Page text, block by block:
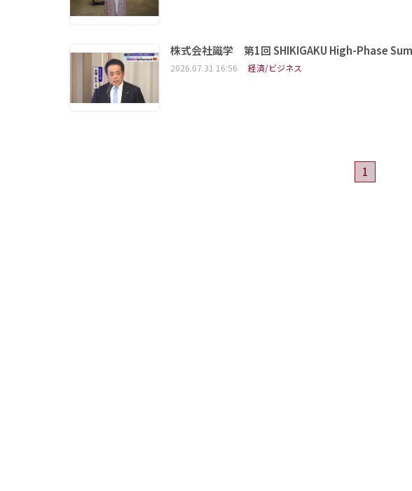
株式会社識学 第1回 SHIKIGAKU High-Phase
2026.07.31 16:56 経済/ビジネス
1